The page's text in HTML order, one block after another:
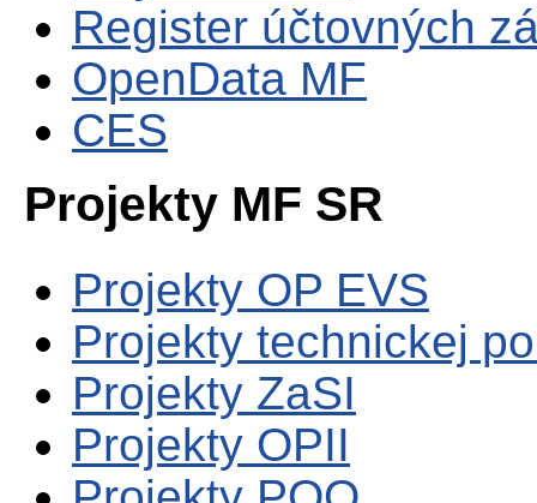
Register účtovných
OpenData MF
CES
Projekty MF SR
Projekty OP EVS
Projekty technickej
Projekty ZaSI
Projekty OPII